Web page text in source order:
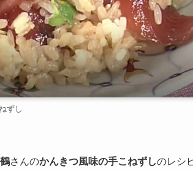
ずし
さんのかんきつ風味の手こねずしのレシ